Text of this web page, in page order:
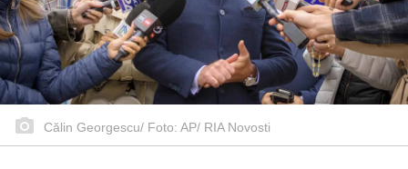
Călin Georgescu/ Foto: AP/ RIA Novosti